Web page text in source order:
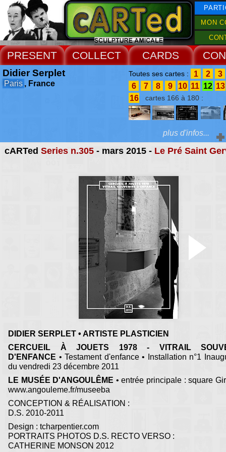
MON
PRESENT COLLECT CARDS
cARTed Series n.305- mars 2015 - Le Pré Saint
DIDIER SERPLET • ARTISTE PLASTICIEN
CERCUEIL À JOUETS 1978 - VITRAIL
D'ENFANCE • Testament d'enfance • Installation n°1
du vendredi 23 décembre 2011
LE MUSÉE D'ANGOULÊME • entrée principale : square
www.angouleme.fr/museeba
CONCEPTION & RÉALISATION :
D.S. 2010-2011
Design : tcharpentier.com
PORTRAITS PHOTOS D.S. RECTO VERSO :
CATHERINE MONSON 2012
Didier Serplet
Paris , France
Toutes ses cartes : 1 2
3
6
7 8 9 10 11 12 13
16 cartes 166 à 180 :
Extras :
plus d'infos...